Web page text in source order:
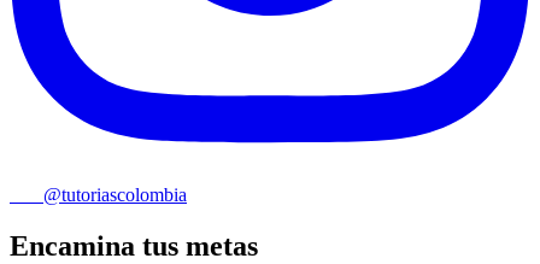
@tutoriascolombia
Encamina tus metas